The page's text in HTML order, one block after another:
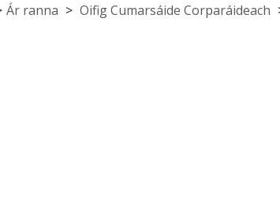
Ár ranna Oifig Cumarsáide Corparáideach